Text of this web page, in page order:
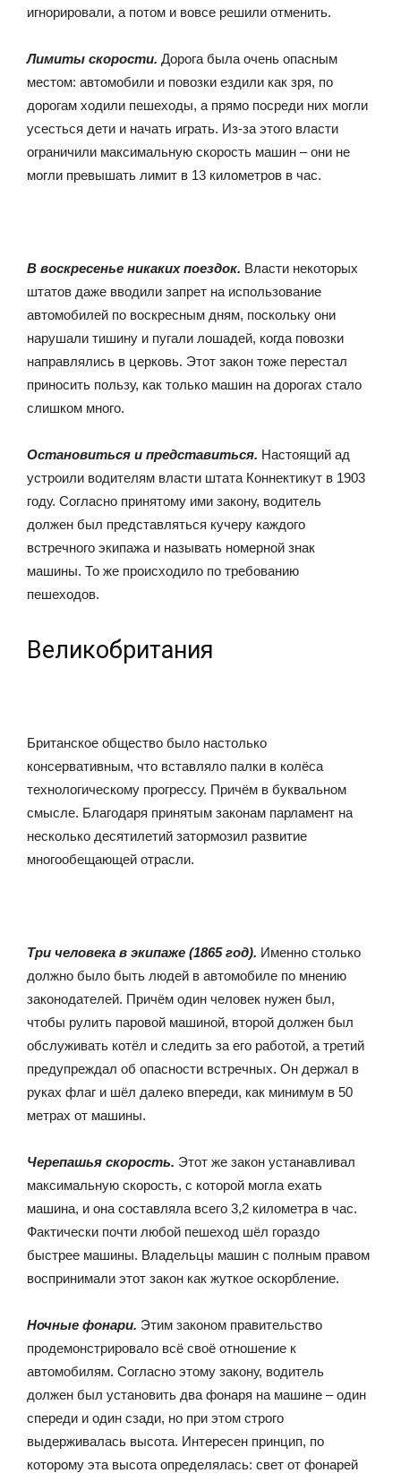
игнорировали, а потом и вовсе решили отменить.
Лимиты скорости. Дорога была очень опасным
местом: автомобили и повозки ездили как зря, по
дорогам ходили пешеходы, а прямо посреди них могли
усесться дети и начать играть. Из-за этого власти
ограничили максимальную скорость машин – они не
могли превышать лимит в 13 километров в час.
В воскресенье никаких поездок. Власти некоторых
штатов даже вводили запрет на использование
автомобилей по воскресным дням, поскольку они
нарушали тишину и пугали лошадей, когда повозки
направлялись в церковь. Этот закон тоже перестал
приносить пользу, как только машин на дорогах стало
слишком много.
Остановиться и представиться. Настоящий ад
устроили водителям власти штата Коннектикут в 1903
году. Согласно принятому ими закону, водитель
должен был представляться кучеру каждого
встречного экипажа и называть номерной знак
машины. То же происходило по требованию
пешеходов.
Великобритания
Британское общество было настолько
консервативным, что вставляло палки в колёса
технологическому прогрессу. Причём в буквальном
смысле. Благодаря принятым законам парламент на
несколько десятилетий затормозил развитие
многообещающей отрасли.
Три человека в экипаже (1865 год). Именно столько
должно было быть людей в автомобиле по мнению
законодателей. Причём один человек нужен был,
чтобы рулить паровой машиной, второй должен был
обслуживать котёл и следить за его работой, а третий
предупреждал об опасности встречных. Он держал в
руках флаг и шёл далеко впереди, как минимум в 50
метрах от машины.
Черепашья скорость. Этот же закон устанавливал
максимальную скорость, с которой могла ехать
машина, и она составляла всего 3,2 километра в час.
Фактически почти любой пешеход шёл гораздо
быстрее машины. Владельцы машин с полным правом
воспринимали этот закон как жуткое оскорбление.
Ночные фонари. Этим законом правительство
продемонстрировало всё своё отношение к
автомобилям. Согласно этому закону, водитель
должен был установить два фонаря на машине – один
спереди и один сзади, но при этом строго
выдерживалась высота. Интересен принцип, по
которому эта высота определялась: свет от фонарей